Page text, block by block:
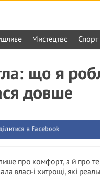
Мистецтво Спорт
що я
довше
в Facebook
про комфорт, а й про
власні хитрощі, які